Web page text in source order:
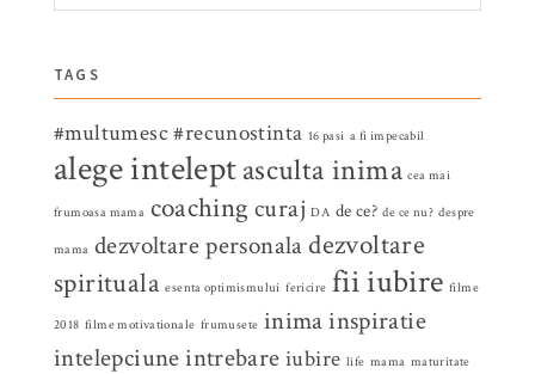
TAGS
#multumesc #recunostinta 16 pasi a fi impecabil
alege inteleptasculta inima cea mai
frumoasa mama coaching curaj DA de ce? de ce nu? despre
mama dezvoltare personala dezvoltare
spirituala esenta optimismului fericire fii iubire filme
2018 filme motivationale frumusete inimainspiratie
intelepciuneintrebare iubire life mama maturitate